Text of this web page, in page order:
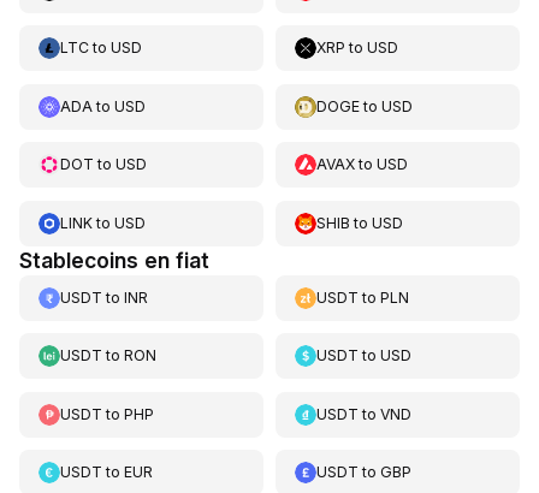
LTCto USD XRP toUSD
ADA to USD DOGEtoUSD
DOT to USD AVAXtoUSD
LINKto USD SHIB toUSD
Stablecoins en fiat
USDT to INR USDT toPLN
USDT to RON USDT toUSD
USDT to PHP USDT toVND
USDT to EUR USDT toGBP